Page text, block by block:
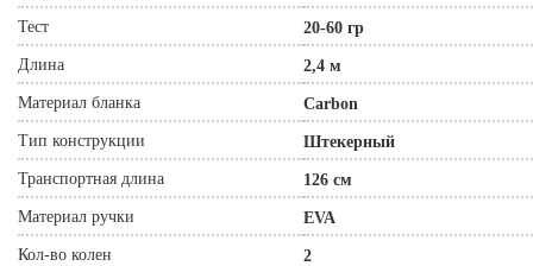
Тест 20-60 гр
Длина 2,4 м
Материал бланка Carbon
Тип конструкции Штекерный
Транспортная длина 126 см
Материал ручки EVA
Кол-во колен 2